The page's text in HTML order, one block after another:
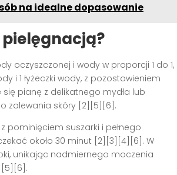
na idealne dopasowanie
oczyszczonej i wody w proporcji 1 do 1,
i 1 łyżeczki wody, z pozostawieniem
pianę z delikatnego mydła lub
zalewania skóry [2][5][6].
pominięciem suszarki i pełnego
około 30 minut [2][3][4][6]. W
unikając nadmiernego moczenia